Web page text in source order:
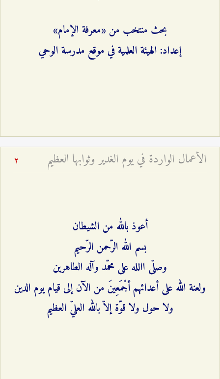
بحث منتخب من «معرفة الإمام»
إعداد: الهيئة العلمية في موقع مدرسة الوحي
الأعمال الواردة في يوم الغدير وثوابها العظيم 2
أعوذ بالله من الشيطان
بسم الله الرّحمن الرّحيم‌
وصلّى االله على محمّد وآله الطاهرين‌
ولعنة الله على أعدائهم أجْمَعِينَ من الآن إلى قيام يوم الدين‌
ولا حول ولا قوّة إلاّ بالله العليّ العظيم‌